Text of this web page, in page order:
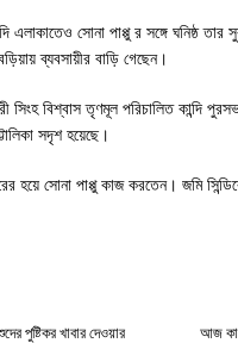
সোনা পাপ্পু র সঙ্গে ঘনিষ্ঠ তার
ব্যবসায়ীর বাড়ি গেছেন।
বিশ্বাস তৃণমূল পরিচালিত কান্দি
সদৃশ হয়েছে।
হয়ে সোনা পাপ্পু কাজ করতেন। জমি
পুষ্টিকর খাবার দেওয়ার
আজ